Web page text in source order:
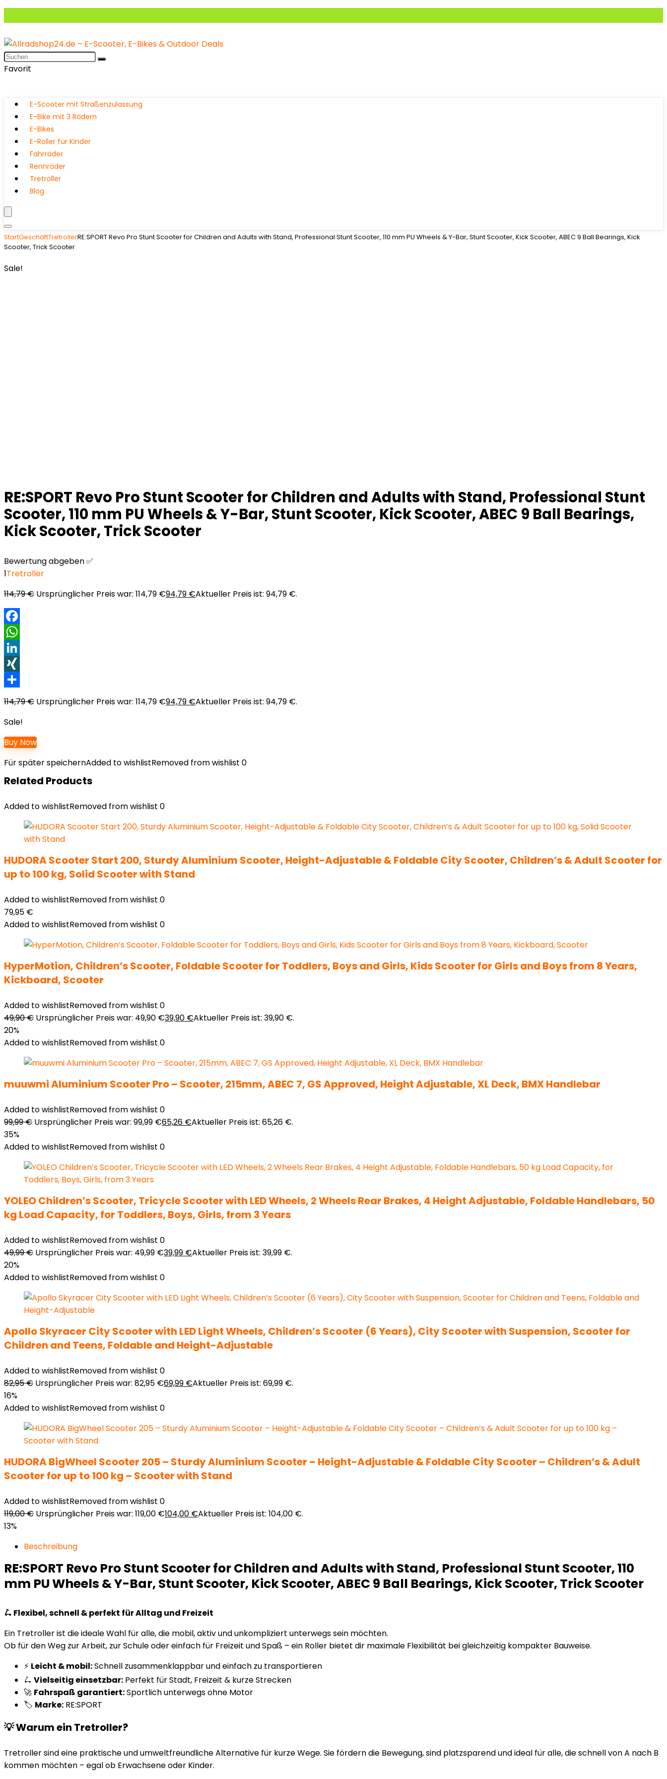
Favorit
E-Scooter mit Straßenzulassung
E-Bike mit 3 Rädern
E-Bikes
E-Roller für Kinder
Fahrräder
Rennräder
Tretroller
Blog
StartGeschäftTretrollerRE:SPORT Revo Pro Stunt Scooter for Children and Adults with Stand, Professional Stunt Scooter, 110 mm PU Wheels & Y-Bar, Stunt Scooter, Kick Scooter, ABEC 9 Ball Bearings, Kick
Scooter, Trick Scooter
Sale!
RE:SPORT Revo Pro Stunt Scooter for Children and Adults with Stand, Professional Stunt
Scooter, 110 mm PU Wheels & Y-Bar, Stunt Scooter, Kick Scooter, ABEC 9 Ball Bearings,
Kick Scooter, Trick Scooter
Bewertung abgeben ✅
1Tretroller
114,79€ Ursprünglicher Preis war: 114,79 €94,79 €Aktueller Preis ist: 94,79 €.
Facebook
WhatsApp
LinkedIn
XING
114,79€ Ursprünglicher Preis war: 114,79 €94,79 €Aktueller Preis ist: 94,79 €.
Sale!
Buy Now
Für später speichernAdded to wishlistRemoved from wishlist 0
Related Products
Added to wishlistRemoved from wishlist 0
HUDORA Scooter Start 200, Sturdy Aluminium Scooter, Height-Adjustable & Foldable City Scooter, Children’s & Adult Scooter for
up to 100 kg, Solid Scooter with Stand
Added to wishlistRemoved from wishlist 0
79,95 €
Added to wishlistRemoved from wishlist 0
HyperMotion, Children’s Scooter, Foldable Scooter for Toddlers, Boys and Girls, Kids Scooter for Girls and Boys from 8 Years,
Kickboard, Scooter
Added to wishlistRemoved from wishlist 0
49,90€ Ursprünglicher Preis war: 49,90 €39,90 €Aktueller Preis ist: 39,90 €.
20%
Added to wishlistRemoved from wishlist 0
muuwmi Aluminium Scooter Pro – Scooter, 215mm, ABEC 7, GS Approved, Height Adjustable, XL Deck, BMX Handlebar
Added to wishlistRemoved from wishlist 0
99,99€ Ursprünglicher Preis war: 99,99 €65,26 €Aktueller Preis ist: 65,26 €.
35%
Added to wishlistRemoved from wishlist 0
YOLEO Children’s Scooter, Tricycle Scooter with LED Wheels, 2 Wheels Rear Brakes, 4 Height Adjustable, Foldable Handlebars, 50
kg Load Capacity, for Toddlers, Boys, Girls, from 3 Years
Added to wishlistRemoved from wishlist 0
49,99€ Ursprünglicher Preis war: 49,99 €39,99 €Aktueller Preis ist: 39,99 €.
20%
Added to wishlistRemoved from wishlist 0
Apollo Skyracer City Scooter with LED Light Wheels, Children’s Scooter (6 Years), City Scooter with Suspension, Scooter for
Children and Teens, Foldable and Height-Adjustable
Added to wishlistRemoved from wishlist 0
82,95€ Ursprünglicher Preis war: 82,95 €69,99 €Aktueller Preis ist: 69,99 €.
16%
Added to wishlistRemoved from wishlist 0
HUDORA BigWheel Scooter 205 – Sturdy Aluminium Scooter – Height-Adjustable & Foldable City Scooter – Children’s & Adult
Scooter for up to 100 kg – Scooter with Stand
Added to wishlistRemoved from wishlist 0
119,00€ Ursprünglicher Preis war: 119,00 €104,00 €Aktueller Preis ist: 104,00 €.
13%
Beschreibung
RE:SPORT Revo Pro Stunt Scooter for Children and Adults with Stand, Professional Stunt Scooter, 110
mm PU Wheels & Y-Bar, Stunt Scooter, Kick Scooter, ABEC 9 Ball Bearings, Kick Scooter, Trick Scooter
🛴 Flexibel, schnell & perfekt für Alltag und Freizeit
Ein Tretroller ist die ideale Wahl für alle, die mobil, aktiv und unkompliziert unterwegs sein möchten.
Ob für den Weg zur Arbeit, zur Schule oder einfach für Freizeit und Spaß – ein Roller bietet dir maximale Flexibilität bei gleichzeitig kompakter Bauweise.
⚡ Leicht & mobil:Schnell zusammenklappbar und einfach zu transportieren
🛴 Vielseitig einsetzbar: Perfekt für Stadt, Freizeit & kurze Strecken
🚀 Fahrspaß garantiert:Sportlich unterwegs ohne Motor
🏷️ Marke: RE:SPORT
💡 Warum ein Tretroller?
Tretroller sind eine praktische und umweltfreundliche Alternative für kurze Wege. Sie fördern die Bewegung, sind platzsparend und ideal für alle, die schnell von A nach B
kommen möchten – egal ob Erwachsene oder Kinder.